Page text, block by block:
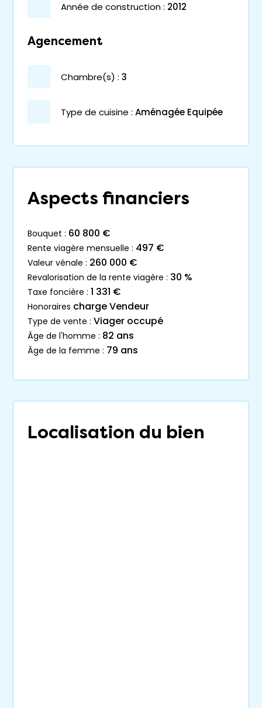
année de construction : 2012
Agencement
chambre(s) : 3
Type de cuisine : Aménagée Equipée
Aspects financiers
bouquet : 60 800 €
rente viagère mensuelle : 497 €
valeur vénale : 260 000 €
revalorisation de la rente viagère : 30 %
taxe foncière : 1 331 €
honoraires charge Vendeur
type de vente : Viager occupé
âge de l'homme : 82 ans
âge de la femme : 79 ans
Localisation du bien